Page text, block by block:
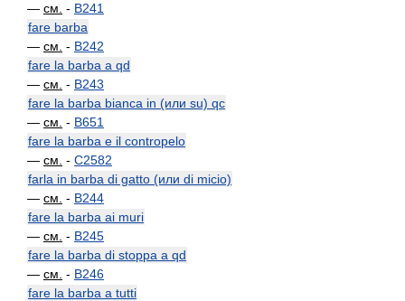
— см. - B241
fare barba
— см. - B242
fare la barba a qd
— см. - B243
fare la barba bianca in (или su) qc
— см. - B651
fare la barba e il contropelo
— см. - C2582
farla in barba di gatto (или di micio)
— см. - B244
fare la barba ai muri
— см. - B245
fare la barba di stoppa a qd
— см. - B246
fare la barba a tutti